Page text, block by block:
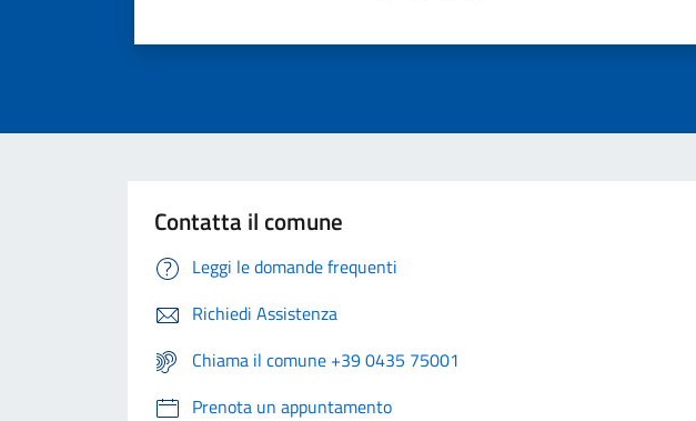
Contatta il comune
Leggi le domande frequenti
Richiedi Assistenza
Chiama il comune +39 0435 75001
Prenota un appuntamento